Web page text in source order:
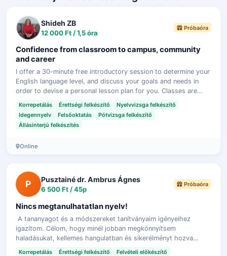
Shideh ZB
12 000 Ft / 1,5 óra
Próbaóra
Confidence from classroom to campus, community
and career
I offer a 30-minute free introductory session to determine your
English language level, and discuss your goals and needs in
order to devise a personal lesson plan for you. Classes are
online. Each se…
Korrepetálás Érettségi felkészítő
Nyelvvizsga felkészítő
Idegennyelv
Felsőoktatás
Pótvizsga felkészítő
Állásinterjú felkészítés
Online
P Pusztainé dr. Ambrus Ágnes
6 500 Ft / 45p
Próbaóra
Nincs megtanulhatatlan nyelv!
A tananyagot és a módszereket tanítványaim igényeihez
igazítom. Célom, hogy minél jobban megkönnyítsem
haladásukat, kellemes hangulatban és sikerélményt hozva
teljenek az órák.
Korrepetálás Érettségi felkészítő
Felvételi előkészítő